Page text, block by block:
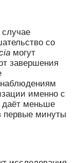
со
могут
завершения
именно с
даёт меньше
первые минуты